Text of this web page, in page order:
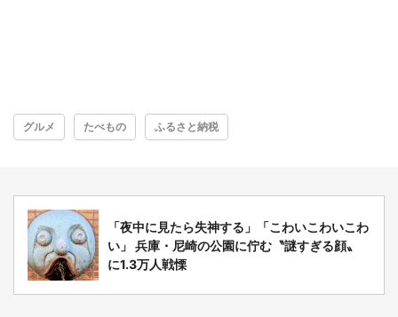
グルメ たべもの ふるさと納税
「夜中に見たら失神する」「こわいこわいこわ
い」 兵庫・尼崎の公園に佇む〝謎すぎる顔〟
に1.3万人戦慄